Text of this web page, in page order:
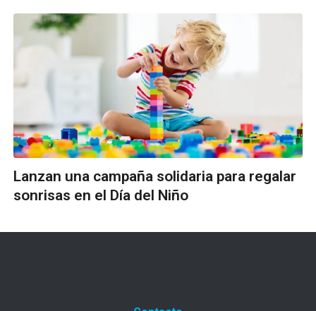
Lanzan una campaña solidaria para regalar
sonrisas en el Día del Niño